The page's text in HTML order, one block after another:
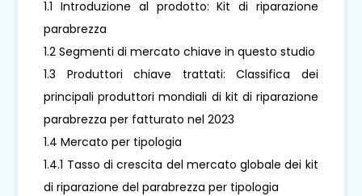
1.1 Introduzione al prodotto: Kit di riparazione
parabrezza
1.2 Segmenti di mercato chiave in questo studio
1.3 Produttori chiave trattati: Classifica dei
principali produttori mondiali di kit di riparazione
parabrezza per fatturato nel 2023
1.4 Mercato per tipologia
1.4.1 Tasso di crescita del mercato globale dei kit
di riparazione del parabrezza per tipologia